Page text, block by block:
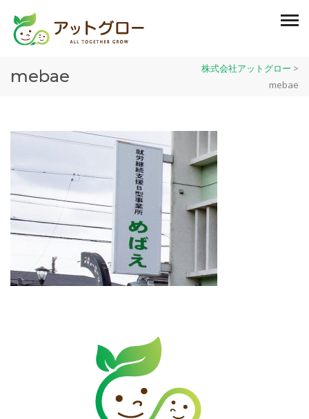
mebae 株式会社アットグロー >
mebae